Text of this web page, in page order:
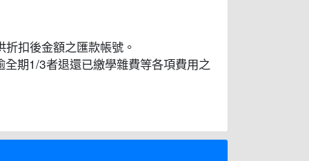
扣後金額之匯款帳號。
期1/3者退還已繳學雜費等各項費用之